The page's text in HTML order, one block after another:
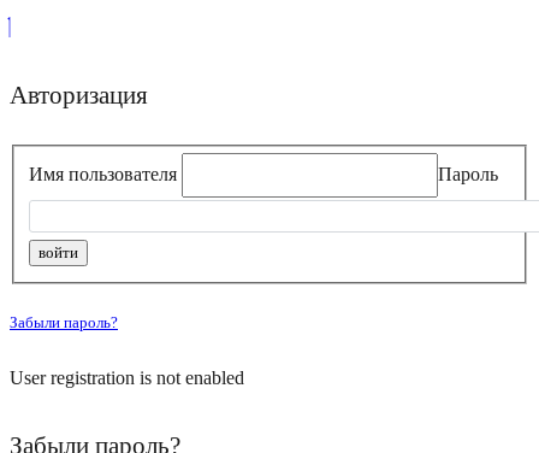
Авторизация
Имя пользователя Пароль
Забыли пароль?
User registration is not enabled
Забыли пароль?